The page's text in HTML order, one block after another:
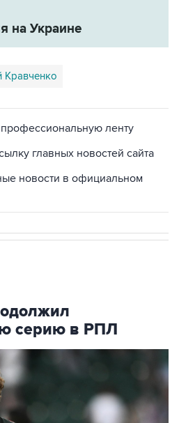
на Украине
Кравченко
ленту
главных новостей сайта
новости в официальном
серию в РПЛ